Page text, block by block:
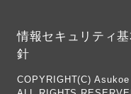
COPYRIGHT(C)
情報セキュリティ
針